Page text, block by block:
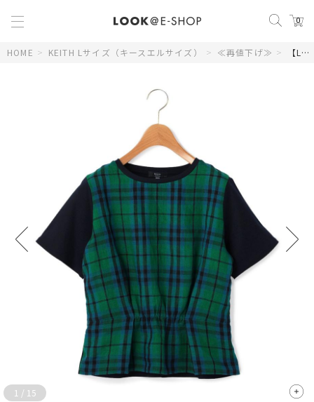
0
HOME > KEITH Lサイズ（キースエルサイズ） > ≪再値下げ≫ > 【Lサイズ】キースＣＨジャージープルオーバー
1 / 15